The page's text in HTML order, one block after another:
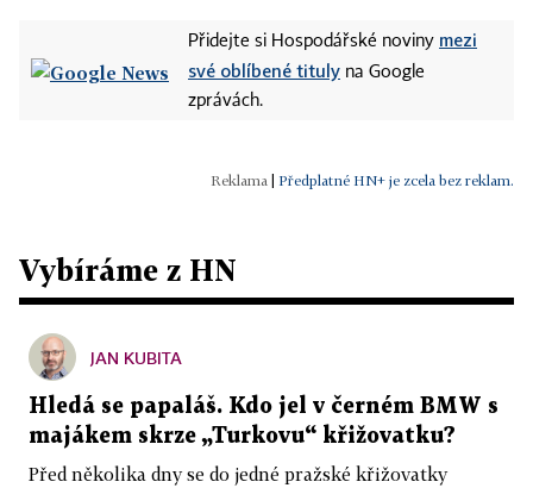
Přidejte si Hospodářské noviny mezi
své oblíbené tituly na Google
zprávách.
Předplatné HN+ je zcela bez reklam.
Vybíráme z HN
JAN KUBITA
Hledá se papaláš. Kdo jel v černém BMW s
majákem skrze „Turkovu“ křižovatku?
Před několika dny se do jedné pražské křižovatky